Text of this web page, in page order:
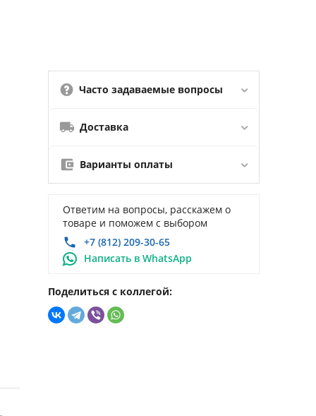
Часто задаваемые вопросы
Доставка
Варианты оплаты
Ответим на вопросы, расскажем о
товаре и поможем с выбором
+7 (812) 209-30-65
Написать в WhatsApp
Поделиться с коллегой: